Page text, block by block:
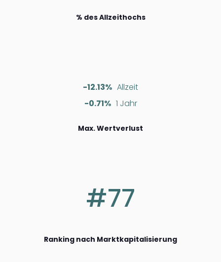
% des Allzeithochs
-12.13% Allzeit
-0.71% 1 Jahr
Max. Wertverlust
#77
Ranking nach Marktkapitalisierung